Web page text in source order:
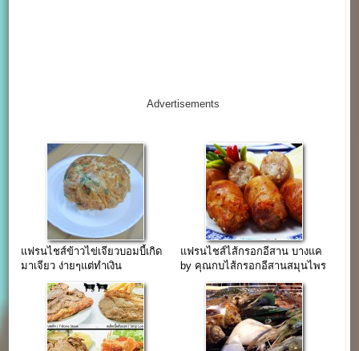
Advertisements
แฟรนไชส์ข้าวไข่เจียวบอมบี้เกิด
มาเจียว ง่ายๆแต่ทำเงิน
แฟรนไชส์ไส้กรอกอีสาน บางแค
by คุณกบไส้กรอกอีสานสมุนไพร